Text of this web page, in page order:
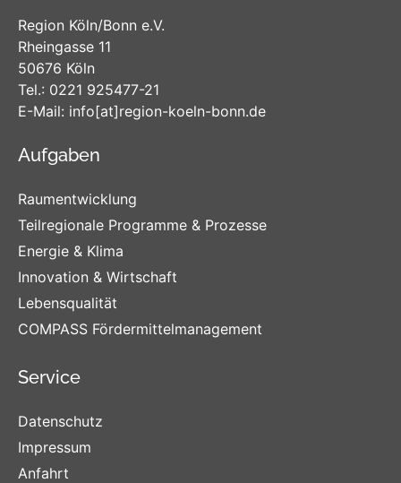
Region Köln/Bonn e.V.
Rheingasse 11
50676 Köln
Tel.: 0221 925477-21
E-Mail: info[at]region-koeln-bonn.de
Aufgaben
Raumentwicklung
Teilregionale Programme & Prozesse
Energie & Klima
Innovation & Wirtschaft
Lebensqualität
COMPASS Fördermittelmanagement
Service
Datenschutz
Impressum
Anfahrt